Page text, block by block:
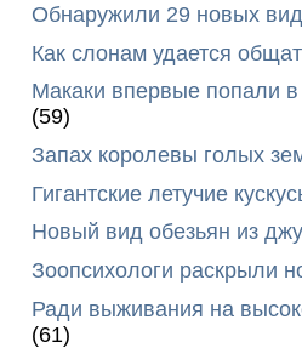
Обнаружили 29 новых
Как слонам удается
Макаки впервые попали
(59)
Запах королевы голых
Гигантские летучие
Новый вид обезьян из
Зоопсихологи раскрыли
Ради выживания на
(61)